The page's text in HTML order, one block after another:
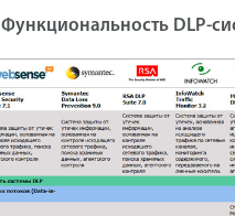
Функциональность DLP-